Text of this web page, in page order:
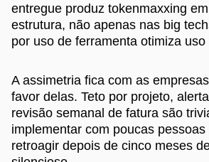
entregue produz tokenmaxxing
estrutura, não apenas nas big
por uso de ferramenta otimiza
A assimetria fica com as
favor delas. Teto por projeto,
revisão semanal de fatura são
implementar com poucas
retroagir depois de cinco meses